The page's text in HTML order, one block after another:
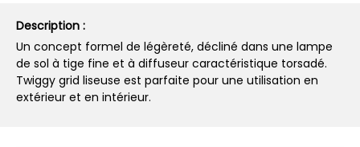
Description :
Un concept formel de légèreté, décliné dans une lampe
de sol à tige fine et à diffuseur caractéristique torsadé.
Twiggy grid liseuse est parfaite pour une utilisation en
extérieur et en intérieur.